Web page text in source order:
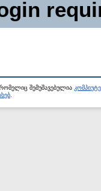
შემუშავებულია